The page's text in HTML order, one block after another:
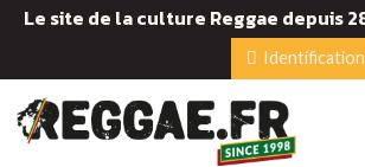
Le site de la culture Reggae depuis